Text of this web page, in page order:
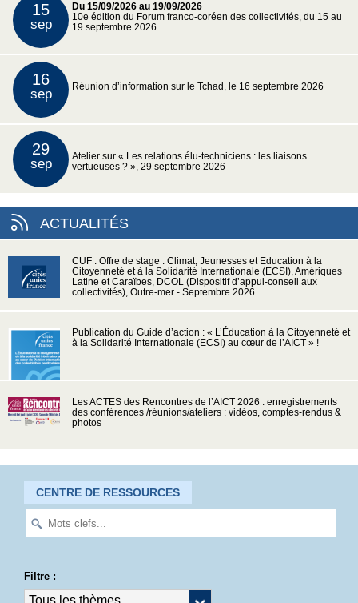
15
sep
Du 15/09/2026 au 19/09/2026
10e édition du Forum franco-coréen des collectivités, du 15 au
19 septembre 2026
16
sep Réunion d’information sur le Tchad, le 16 septembre 2026
29
sep
Atelier sur « Les relations élu-techniciens : les liaisons
vertueuses ? », 29 septembre 2026
ACTUALITÉS
CUF : Offre de stage : Climat, Jeunesses et Education à la
Citoyenneté et à la Solidarité Internationale (ECSI), Amériques
Latine et Caraïbes, DCOL (Dispositif d’appui-conseil aux
collectivités), Outre-mer - Septembre 2026
Publication du Guide d’action : « L’Éducation à la Citoyenneté et
à la Solidarité Internationale (ECSI) au cœur de l’AICT » !
Les ACTES des Rencontres de l’AICT 2026 : enregistrements
des conférences /réunions/ateliers : vidéos, comptes-rendus &
photos
CENTRE DE RESSOURCES
Filtre :